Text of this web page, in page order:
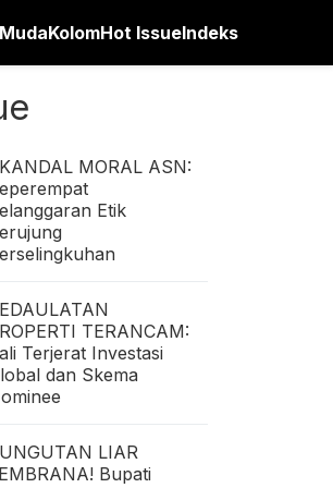
MudaKolomHot IssueIndeks
MORAL ASN:
Etik
TERANCAM:
Terjerat Investasi
dan Skema
LIAR
Bupati